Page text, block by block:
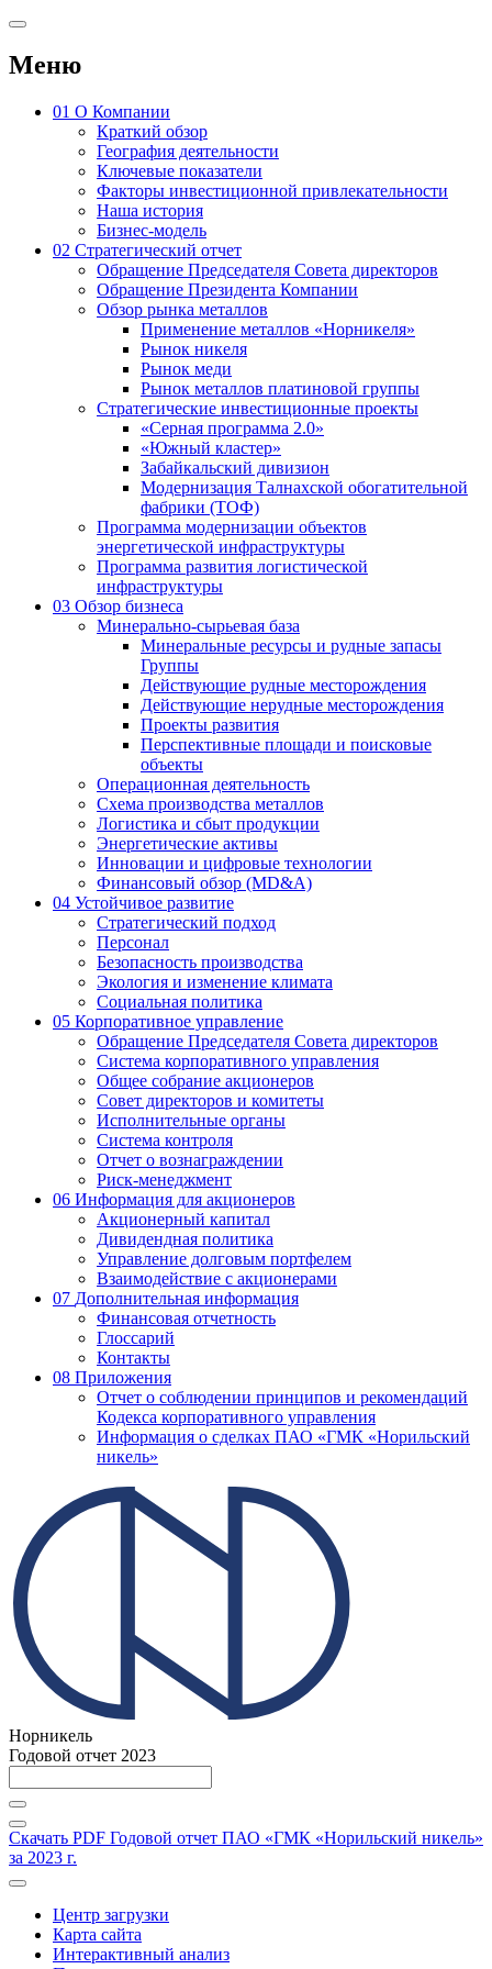
Меню
01 О Компании
Краткий обзор
География деятельности
Ключевые показатели
Факторы инвестиционной привлекательности
Наша история
Бизнес-модель
02 Стратегический отчет
Обращение Председателя Совета директоров
Обращение Президента Компании
Обзор рынка металлов
Применение металлов «Норникеля»
Рынок никеля
Рынок меди
Рынок металлов платиновой группы
Стратегические инвестиционные проекты
«Серная программа 2.0»
«Южный кластер»
Забайкальский дивизион
Модернизация Талнахской обогатительной
фабрики (ТОФ)
Программа модернизации объектов
энергетической инфраструктуры
Программа развития логистической
инфраструктуры
03 Обзор бизнеса
Минерально-сырьевая база
Минеральные ресурсы и рудные запасы
Группы
Действующие рудные месторождения
Действующие нерудные месторождения
Проекты развития
Перспективные площади и поисковые
объекты
Операционная деятельность
Схема производства металлов
Логистика и сбыт продукции
Энергетические активы
Инновации и цифровые технологии
Финансовый обзор (MD&A)
04 Устойчивое развитие
Стратегический подход
Персонал
Безопасность производства
Экология и изменение климата
Социальная политика
05 Корпоративное управление
Обращение Председателя Совета директоров
Система корпоративного управления
Общее собрание акционеров
Совет директоров и комитеты
Исполнительные органы
Система контроля
Отчет о вознаграждении
Риск-менеджмент
06 Информация для акционеров
Акционерный капитал
Дивидендная политика
Управление долговым портфелем
Взаимодействие с акционерами
07 Дополнительная информация
Финансовая отчетность
Глоссарий
Контакты
08 Приложения
Отчет о соблюдении принципов и рекомендаций
Кодекса корпоративного управления
Информация о сделках ПАО «ГМК «Норильский
никель»
Норникель
Годовой отчет 2023
Скачать PDF Годовой отчет ПАО «ГМК «Норильский никель»
за 2023 г.
Центр загрузки
Карта сайта
Интерактивный анализ